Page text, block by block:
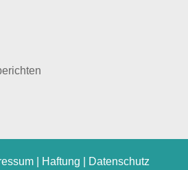
Haftung Datenschutz